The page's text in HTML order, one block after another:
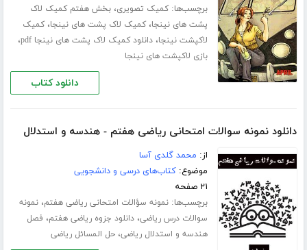
برچسب‌ها:کمیک تصویری،بخش هفتم کمیک لاک
پشت های نینجا،کمیک لاک پشت های نینجا،کمیک
لاکپشت نینجا،دانلود کمیک لاک پشت های نینجا pdf ،
بازی لاکپشت های نینجا
دانلود کتاب
دانلود نمونه سوالات امتحانی ریاضی هفتم - هندسه و استدلال
از: محمد گلدی آسا
موضوع:کتاب‌های درسی و دانشجویی
۲۱ صفحه
برچسب‌ها:نمونه سؤالات امتحانی ریاضی هفتم،نمونه
سوالات درس ریاضی،دانلود جزوه ریاضی هفتم، فصل
هندسه و استدلال ریاضی،حل المسائل ریاضی